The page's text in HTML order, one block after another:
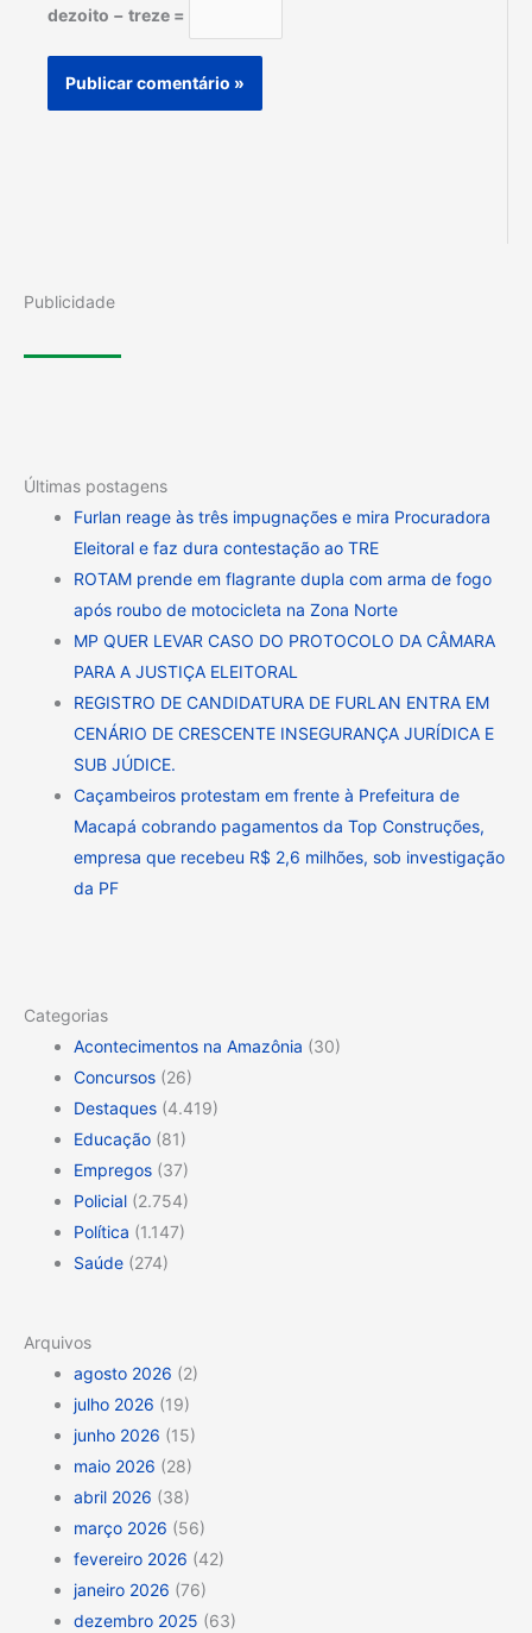
dezoito − treze =
Publicidade
Últimas postagens
Furlan reage às três impugnações e mira Procuradora
Eleitoral e faz dura contestação ao TRE
ROTAM prende em flagrante dupla com arma de fogo
após roubo de motocicleta na Zona Norte
MP QUER LEVAR CASO DO PROTOCOLO DA CÂMARA
PARA A JUSTIÇA ELEITORAL
REGISTRO DE CANDIDATURA DE FURLAN ENTRA EM
CENÁRIO DE CRESCENTE INSEGURANÇA JURÍDICA E
SUB JÚDICE.
Caçambeiros protestam em frente à Prefeitura de
Macapá cobrando pagamentos da Top Construções,
empresa que recebeu R$ 2,6 milhões, sob investigação
da PF
Categorias
Acontecimentos na Amazônia (30)
Concursos (26)
Destaques (4.419)
Educação (81)
Empregos (37)
Policial (2.754)
Política (1.147)
Saúde (274)
Arquivos
agosto 2026 (2)
julho 2026 (19)
junho 2026 (15)
maio 2026 (28)
abril 2026 (38)
março 2026 (56)
fevereiro 2026 (42)
janeiro 2026 (76)
dezembro 2025 (63)